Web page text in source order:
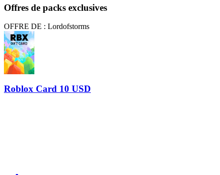
Offres de packs exclusives
OFFRE DE : Lordofstorms
Roblox Card 10 USD